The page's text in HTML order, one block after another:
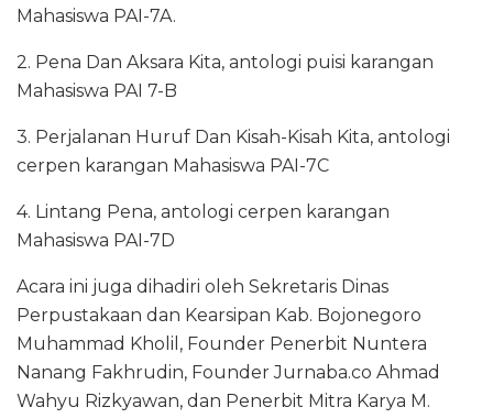
Mahasiswa PAI-7A.
2. Pena Dan Aksara Kita, antologi puisi karangan
Mahasiswa PAI 7-B
3. Perjalanan Huruf Dan Kisah-Kisah Kita, antologi
cerpen karangan Mahasiswa PAI-7C
4. Lintang Pena, antologi cerpen karangan
Mahasiswa PAI-7D
Acara ini juga dihadiri oleh Sekretaris Dinas
Perpustakaan dan Kearsipan Kab. Bojonegoro
Muhammad Kholil, Founder Penerbit Nuntera
Nanang Fakhrudin, Founder Jurnaba.co Ahmad
Wahyu Rizkyawan, dan Penerbit Mitra Karya M.